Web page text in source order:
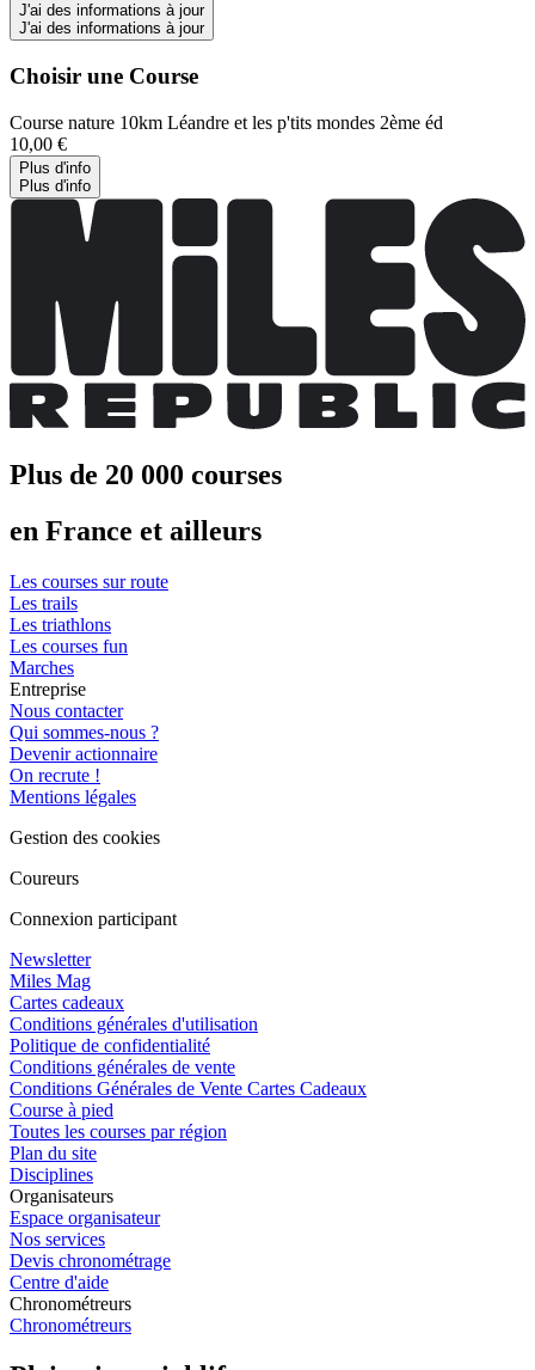
J'ai des informations à jour
J'ai des informations à jour
Choisir une Course
Course nature 10km Léandre et les p'tits mondes 2ème éd
10,00 €
Plus d'info
Plus d'info
Plus de 20 000 courses
en France et ailleurs
Les courses sur route
Les trails
Les triathlons
Les courses fun
Marches
Entreprise
Nous contacter
Qui sommes-nous ?
Devenir actionnaire
On recrute !
Mentions légales
Gestion des cookies
Coureurs
Connexion participant
Newsletter
Miles Mag
Cartes cadeaux
Conditions générales d'utilisation
Politique de confidentialité
Conditions générales de vente
Conditions Générales de Vente Cartes Cadeaux
Course à pied
Toutes les courses par région
Plan du site
Disciplines
Organisateurs
Espace organisateur
Nos services
Devis chronométrage
Centre d'aide
Chronométreurs
Chronométreurs